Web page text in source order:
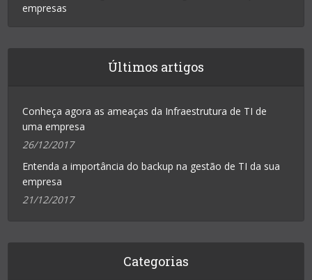
empresas
Últimos artigos
Conheça agora as ameaças da Infraestrutura de TI de
uma empresa
26/12/2017
Entenda a importância do backup na gestão de TI da sua
empresa
21/12/2017
Categorias